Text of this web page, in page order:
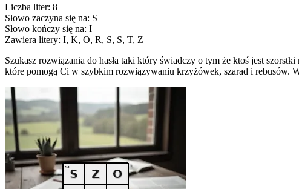
Liczba liter: 8
Słowo zaczyna się na: S
Słowo kończy się na: I
Zawiera litery: I, K, O, R, S, S, T, Z
Szukasz rozwiązania do hasła taki który świadczy o tym że ktoś jest
które pomogą Ci w szybkim rozwiązywaniu krzyżówek, szarad i rebusów.